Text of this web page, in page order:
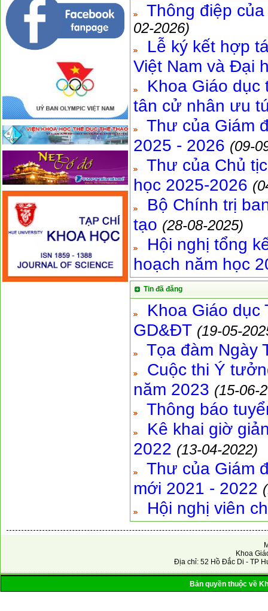
Thông điệp
02-2026)
Lễ ký kết hợp
Việt Nam và Đại
Khoa Giáo
tân cử nhân ưu
Thư của Giám
2025 - 2026 (09-
Thư của Chủ
học 2025-2026
Bộ Chính trị
tạo (28-08-2025)
Hội nghị tổng
hoạch năm học
Tin đã đăng
Khoa Giáo dục
GD&ĐT (19-05-
Tọa đàm Ngày
Cuộc thi Ý
năm 2023 (15-06-
Thông báo
Kê khai giờ
2022 (13-04-2022)
Thư của Giám
mới 2021 - 2022
Hội nghị viên
Khoa
Địa chỉ: 52 Hồ Đắc Di - TP
Bản quyền thuộc về